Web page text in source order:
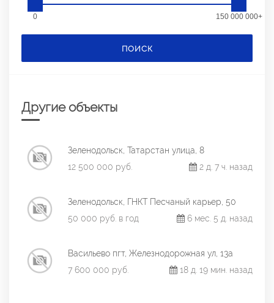
0 150 000 000+
ПОИСК
Другие объекты
Зеленодольск, Татарстан улица, 8
12 500 000 руб.
2 д. 7 ч. назад
Зеленодольск, ГНКТ Песчаный карьер, 50
50 000 руб. в год
6 мес. 5 д. назад
Васильево пгт, Железнодорожная ул, 13а
7 600 000 руб.
18 д. 19 мин. назад